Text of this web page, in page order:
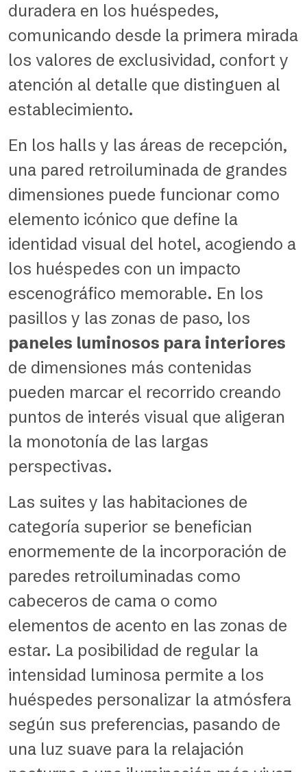
duradera en los huéspedes,
comunicando desde la primera mirada
los valores de exclusividad, confort y
atención al detalle que distinguen al
establecimiento.
En los halls y las áreas de recepción,
una pared retroiluminada de grandes
dimensiones puede funcionar como
elemento icónico que define la
identidad visual del hotel, acogiendo a
los huéspedes con un impacto
escenográfico memorable. En los
pasillos y las zonas de paso, los
paneles luminosos para interiores
de dimensiones más contenidas
pueden marcar el recorrido creando
puntos de interés visual que aligeran
la monotonía de las largas
perspectivas.
Las suites y las habitaciones de
categoría superior se benefician
enormemente de la incorporación de
paredes retroiluminadas como
cabeceros de cama o como
elementos de acento en las zonas de
estar. La posibilidad de regular la
intensidad luminosa permite a los
huéspedes personalizar la atmósfera
según sus preferencias, pasando de
una luz suave para la relajación